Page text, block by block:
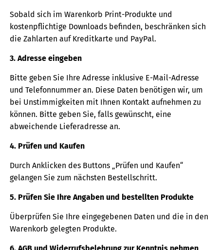
Sobald sich im Warenkorb Print-Produkte und
kostenpflichtige Downloads befinden, beschränken sich
die Zahlarten auf Kreditkarte und PayPal.
3. Adresse eingeben
Bitte geben Sie Ihre Adresse inklusive E-Mail-Adresse
und Telefonnummer an. Diese Daten benötigen wir, um
bei Unstimmigkeiten mit Ihnen Kontakt aufnehmen zu
können. Bitte geben Sie, falls gewünscht, eine
abweichende Lieferadresse an.
4. Prüfen und Kaufen
Durch Anklicken des Buttons „Prüfen und Kaufen“
gelangen Sie zum nächsten Bestellschritt.
5. Prüfen Sie Ihre Angaben und bestellten Produkte
Überprüfen Sie Ihre eingegebenen Daten und die in den
Warenkorb gelegten Produkte.